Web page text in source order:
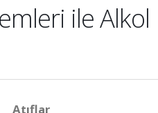
ile Alkol
Atıflar